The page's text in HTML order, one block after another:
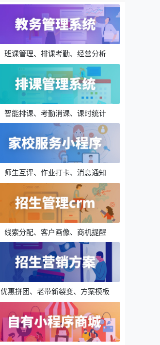
班课管理、排课考勤、经营分析
智能排课、考勤消课、课时统计
师生互评、作业打卡、消息通知
线索分配、客户画像、商机提醒
优惠拼团、老带新裂变、方案模板